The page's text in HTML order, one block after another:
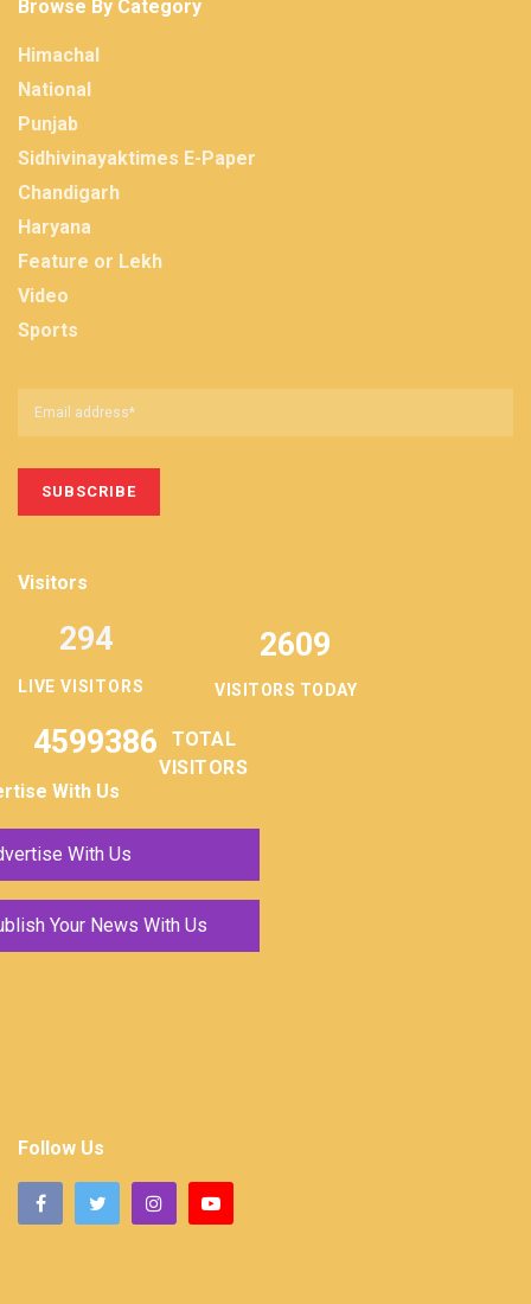
Browse By Category
Himachal
National
Punjab
Sidhivinayaktimes E-Paper
Chandigarh
Haryana
Feature or Lekh
Video
Sports
Visitors
LIVE VISITORS
294 2609
VISITORS TODAY
4599386
TOTAL
VISITORS
With Us
With Us
Your News With Us
Follow Us